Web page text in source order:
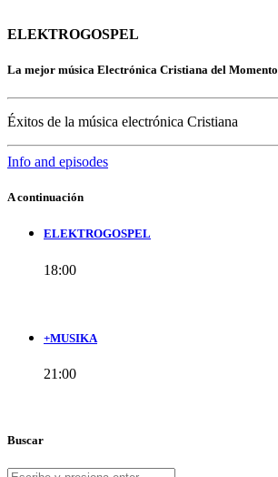
ELEKTROGOSPEL
La mejor música Electrónica Cristiana del Momento
Éxitos de la música electrónica Cristiana
Info and episodes
A continuación
ELEKTROGOSPEL
18:00
+MUSIKA
21:00
Buscar